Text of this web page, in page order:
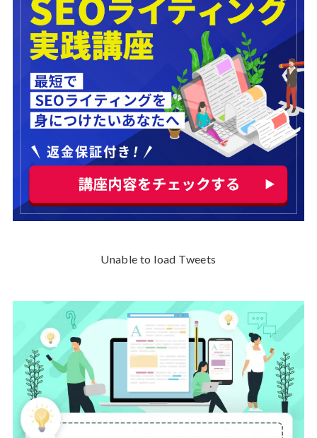
Unable to load Tweets